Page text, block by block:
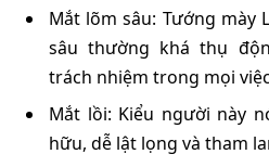
Mắt lõm sâu: Tướng mày
sâu thường khá thụ
trách nhiệm trong mọi
Mắt lồi: Kiểu người này
hữu, dễ lật lọng và tham